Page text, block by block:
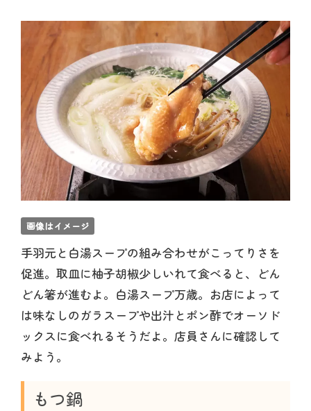
画像はイメージ
手羽元と白湯スープの組み合わせがこってりさを
促進。取皿に柚子胡椒少しいれて食べると、どん
どん箸が進むよ。白湯スープ万歳。お店によって
は味なしのガラスープや出汁とポン酢でオーソド
ックスに食べれるそうだよ。店員さんに確認して
みよう。
もつ鍋